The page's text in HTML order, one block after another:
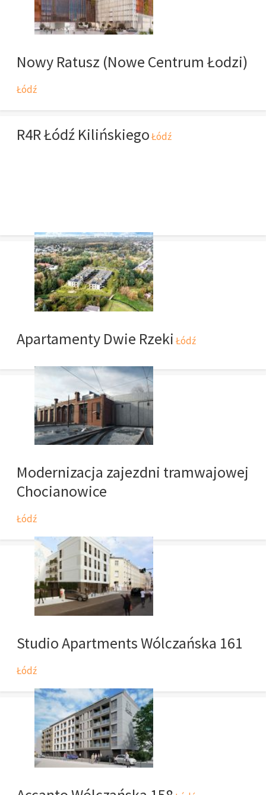
Nowy Ratusz (Nowe Centrum Łodzi)
Łódź
R4R Łódź KilińskiegoŁódź
Apartamenty Dwie Rzeki Łódź
Modernizacja zajezdni tramwajowej
Chocianowice
Łódź
Studio Apartments Wólczańska 161
Łódź